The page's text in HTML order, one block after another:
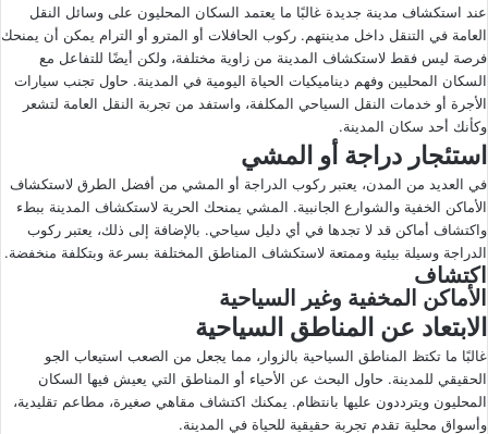
عند استكشاف مدينة جديدة غالبًا ما يعتمد السكان المحليون على وسائل النقل
العامة في التنقل داخل مدينتهم. ركوب الحافلات أو المترو أو الترام يمكن أن يمنحك
فرصة ليس فقط لاستكشاف المدينة من زاوية مختلفة، ولكن أيضًا للتفاعل مع
السكان المحليين وفهم ديناميكيات الحياة اليومية في المدينة. حاول تجنب سيارات
الأجرة أو خدمات النقل السياحي المكلفة، واستفد من تجربة النقل العامة لتشعر
وكأنك أحد سكان المدينة.
استئجار دراجة أو المشي
في العديد من المدن، يعتبر ركوب الدراجة أو المشي من أفضل الطرق لاستكشاف
الأماكن الخفية والشوارع الجانبية. المشي يمنحك الحرية لاستكشاف المدينة ببطء
واكتشاف أماكن قد لا تجدها في أي دليل سياحي. بالإضافة إلى ذلك، يعتبر ركوب
الدراجة وسيلة بيئية وممتعة لاستكشاف المناطق المختلفة بسرعة وبتكلفة منخفضة.
اكتشاف
الأماكن المخفية وغير السياحية
الابتعاد عن المناطق السياحية
غالبًا ما تكتظ المناطق السياحية بالزوار، مما يجعل من الصعب استيعاب الجو
الحقيقي للمدينة. حاول البحث عن الأحياء أو المناطق التي يعيش فيها السكان
المحليون ويترددون عليها بانتظام. يمكنك اكتشاف مقاهي صغيرة، مطاعم تقليدية،
وأسواق محلية تقدم تجربة حقيقية للحياة في المدينة.